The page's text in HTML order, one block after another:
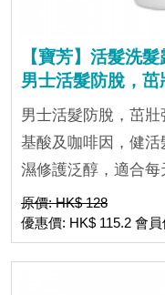
【寶芳】活髮洗
男士活髮防脫，茁
男士活髮防脫，茁
基酸及咖啡因，健
濕修護泛醇，適合每
原價: HK$ 128
優惠價: HK$ 115.2 會